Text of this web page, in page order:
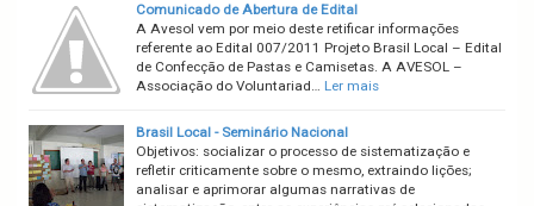
Comunicado de Abertura de Edital
A Avesol vem por meio deste retificar informações
referente ao Edital 007/2011 Projeto Brasil Local – Edital
de Confecção de Pastas e Camisetas. A AVESOL –
Associação do Voluntariad… Ler mais
Brasil Local - Seminário Nacional
Objetivos: socializar o processo de sistematização e
refletir criticamente sobre o mesmo, extraindo lições;
analisar e aprimorar algumas narrativas de